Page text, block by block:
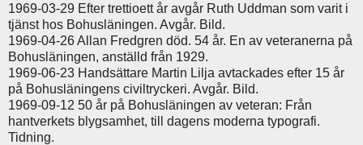
1969-03-29 Efter trettioett år avgår Ruth Uddman som varit i
tjänst hos Bohusläningen. Avgår. Bild.
1969-04-26 Allan Fredgren död. 54 år. En av veteranerna på
Bohusläningen, anställd från 1929.
1969-06-23 Handsättare Martin Lilja avtackades efter 15 år
på Bohusläningens civiltryckeri. Avgår. Bild.
1969-09-12 50 år på Bohusläningen av veteran: Från
hantverkets blygsamhet, till dagens moderna typografi.
Tidning.